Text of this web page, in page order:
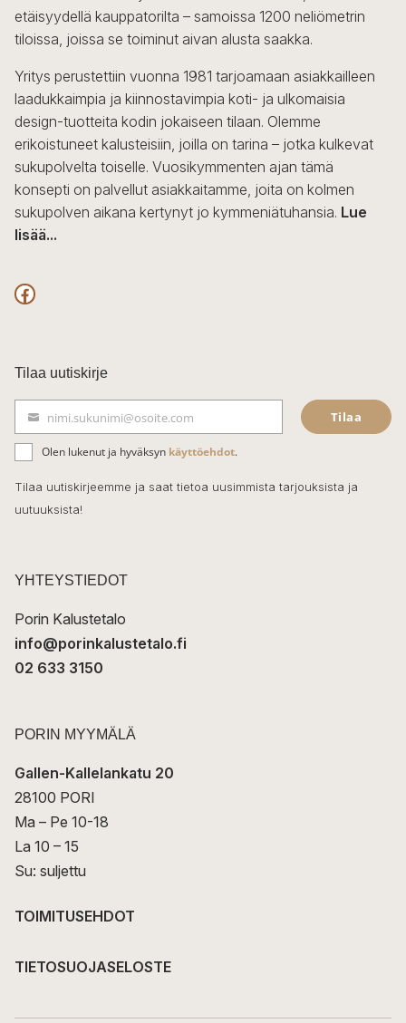
etäisyydellä kauppatorilta – samoissa 1200 neliömetrin
tiloissa, joissa se toiminut aivan alusta saakka.
Yritys perustettiin vuonna 1981 tarjoamaan asiakkailleen
laadukkaimpia ja kiinnostavimpia koti- ja ulkomaisia
design-tuotteita kodin jokaiseen tilaan. Olemme
erikoistuneet kalusteisiin, joilla on tarina – jotka kulkevat
sukupolvelta toiselle. Vuosikymmenten ajan tämä
konsepti on palvellut asiakkaitamme, joita on kolmen
sukupolven aikana kertynyt jo kymmeniätuhansia. Lue
lisää...
F
c
e
b
o
o
k
Tilaa uutiskirje
ä
h
k
t
nimi.sukunimi@osoite.com Tilaa
Olen lukenut ja hyväksyn käyttöehdot.
Tilaa uutiskirjeemme ja saat tietoa uusimmista tarjouksista ja
uutuuksista!
YHTEYSTIEDOT
Porin Kalustetalo
info@porinkalustetalo.fi
02 633 3150
PORIN MYYMÄLÄ
Gallen-Kallelankatu 20
28100 PORI
Ma – Pe 10-18
La 10 – 15
Su: suljettu
TOIMITUSEHDOT
TIETOSUOJASELOSTE